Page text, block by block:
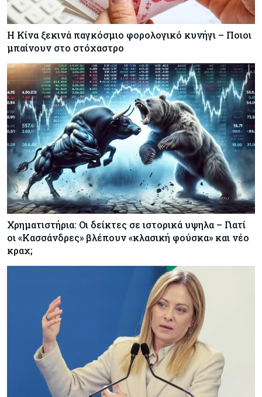
Η Κίνα ξεκινά παγκόσμιο φορολογικό κυνήγι – Ποιοι
μπαίνουν στο στόχαστρο
Χρηματιστήρια: Οι δείκτες σε ιστορικά υψηλα – Γιατί
οι «Κασσάνδρες» βλέπουν «κλασική φούσκα» και νέο
κραχ;